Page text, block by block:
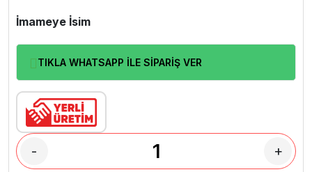
İmameye İsim
TIKLA WHATSAPP İLE SİPARİŞ VER
- +